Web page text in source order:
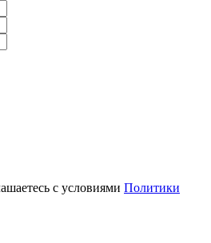
с условиями Политики